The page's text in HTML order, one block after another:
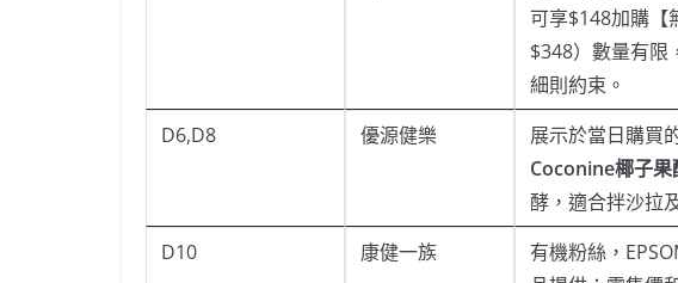
可享$148加購【
$348）數量有限
細則約束。
D6,D8
優源健樂 展示於當日購買
Coconine椰子
酵，適合拌沙拉
D10
康健一族 有機粉絲，